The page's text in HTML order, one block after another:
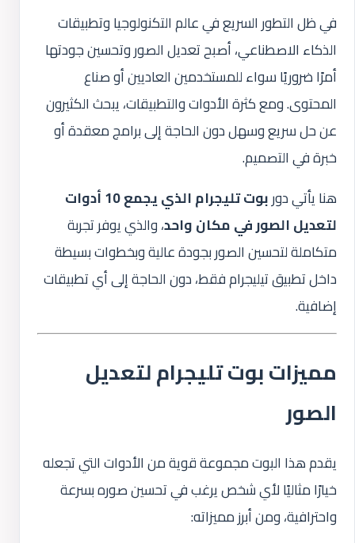
في ظل التطور السريع في عالم التكنولوجيا وتطبيقات
الذكاء الاصطناعي، أصبح تعديل الصور وتحسين جودتها
أمرًا ضروريًا سواء للمستخدمين العاديين أو صناع
المحتوى. ومع كثرة الأدوات والتطبيقات، يبحث الكثيرون
عن حل سريع وسهل دون الحاجة إلى برامج معقدة أو
خبرة في التصميم.
هنا يأتي دور
بوت تليجرام الذي يجمع 10 أدوات
لتعديل الصور في مكان واحد، والذي يوفر تجربة
متكاملة لتحسين الصور بجودة عالية وبخطوات بسيطة
داخل تطبيق تيليجرام فقط، دون الحاجة إلى أي تطبيقات
إضافية.
مميزات بوت تليجرام لتعديل
الصور
يقدم هذا البوت مجموعة قوية من الأدوات التي تجعله
خيارًا مثاليًا لأي شخص يرغب في تحسين صوره بسرعة
واحترافية، ومن أبرز مميزاته: